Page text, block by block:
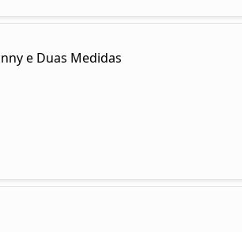
e Duas Medidas